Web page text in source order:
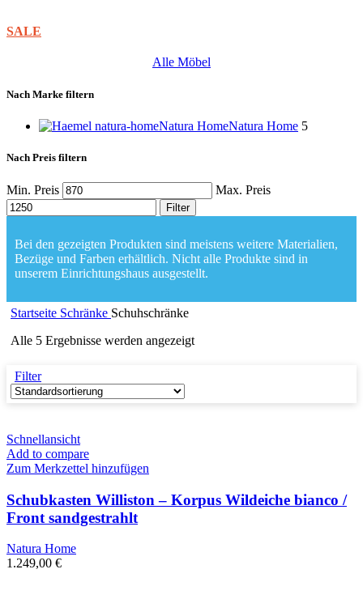
SALE
Alle Möbel
Nach Marke filtern
Natura HomeNatura Home 5
Nach Preis filtern
Min. Preis Max. Preis
Filter
Bei den gezeigten Produkten sind meistens weitere Materialien,
Bezüge und Farben erhältlich. Nicht alle Produkte sind in
unserem Einrichtungshaus ausgestellt.
Startseite Schränke Schuhschränke
Alle 5 Ergebnisse werden angezeigt
Filter
Schnellansicht
Add to compare
Zum Merkzettel hinzufügen
Schubkasten Williston – Korpus Wildeiche bianco /
Front sandgestrahlt
Natura Home
1.249,00 €